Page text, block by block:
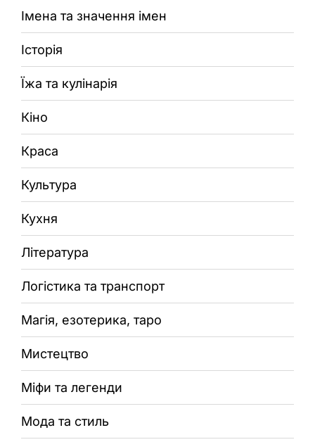
Імена та значення імен
Історія
Їжа та кулінарія
Кіно
Краса
Культура
Кухня
Література
Логістика та транспорт
Магія, езотерика, таро
Мистецтво
Міфи та легенди
Мода та стиль